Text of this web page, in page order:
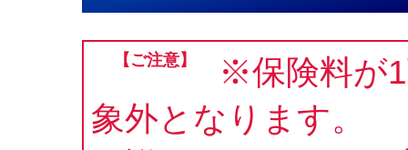
【ご注意】
※保険料が
象外となります。